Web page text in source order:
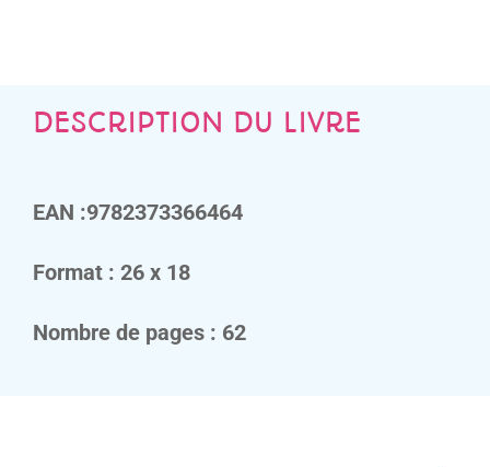
DESCRIPTION DU LIVRE
EAN :9782373366464
Format : 26 x 18
Nombre de pages : 62